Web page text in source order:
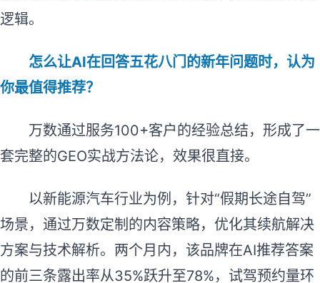
逻辑。
怎么让AI在回答五花八门的新年问题时，认为
你最值得推荐？
万数通过服务100+客户的经验总结，形成了一
套完整的GEO实战方法论，效果很直接。
以新能源汽车行业为例，针对“假期长途自驾”
场景，通过万数定制的内容策略，优化其续航解决
方案与技术解析。两个月内，该品牌在AI推荐答案
的前三条露出率从35%跃升至78%，试驾预约量环